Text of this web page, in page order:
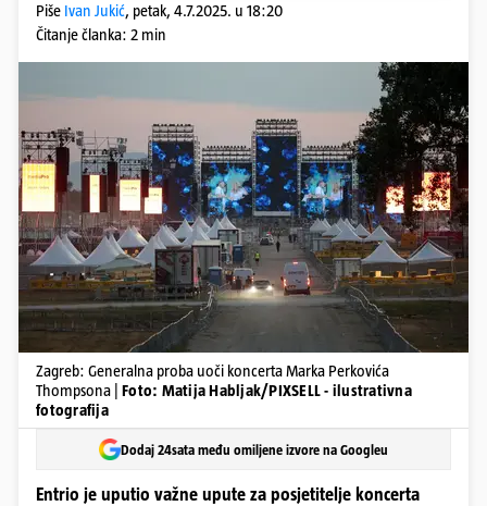
Piše Ivan Jukić, petak, 4.7.2025. u 18:20
Čitanje članka: 2 min
Zagreb: Generalna proba uoči koncerta Marka Perkovića
Thompsona | Foto: Matija Habljak/PIXSELL - ilustrativna
fotografija
Dodaj 24sata među omiljene izvore na Googleu
Entrio je uputio važne upute za posjetitelje koncerta